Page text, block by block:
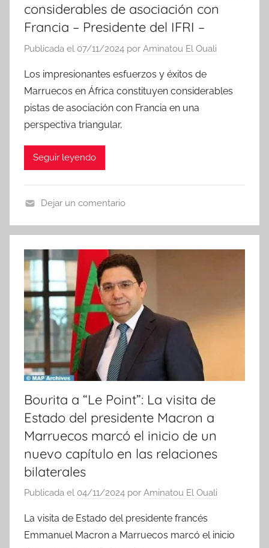
considerables de asociación con
Francia – Presidente del IFRI –
Publicada el 07/11/2024 por Aminatou El Ouali
Los impresionantes esfuerzos y éxitos de
Marruecos en África constituyen considerables
pistas de asociación con Francia en una
perspectiva triangular,
Seguir leyendo
o
t
i
i
a
s
Dejar un comentario
Bourita a “Le Point”: La visita de
Estado del presidente Macron a
Marruecos marcó el inicio de un
nuevo capítulo en las relaciones
bilaterales
Publicada el 04/11/2024 por Aminatou El Ouali
La visita de Estado del presidente francés
Emmanuel Macron a Marruecos marcó el inicio